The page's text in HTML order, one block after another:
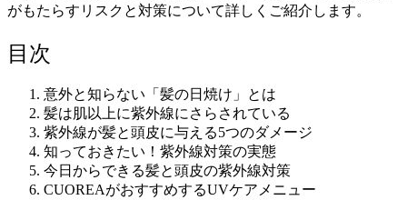
がもたらすリスクと対策について詳しくご紹介します。
目次
意外と知らない「髪の日焼け」とは
髪は肌以上に紫外線にさらされている
紫外線が髪と頭皮に与える5つのダメージ
知っておきたい！紫外線対策の実態
今日からできる髪と頭皮の紫外線対策
CUOREAがおすすめするUVケアメニュー